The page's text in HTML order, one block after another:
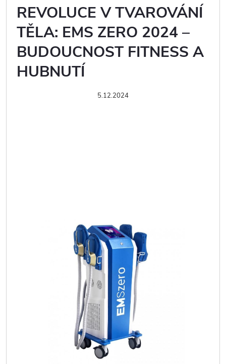
REVOLUCE V TVAROVÁNÍ
TĚLA: EMS ZERO 2024 –
BUDOUCNOST FITNESS A
HUBNUTÍ
5.12.2024